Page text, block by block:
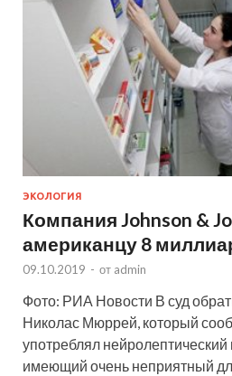
ЭКОЛОГИЯ
Компания Johnson &
американцу 8
09.10.2019 - от admin
Фото: РИА Новости В суд
Николас Мюррей, который
употреблял нейролептический
имеющий очень неприятный